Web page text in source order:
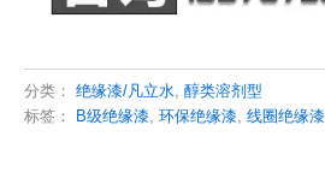
分类： 绝缘漆/凡立水 醇类溶剂型
标签：
B级绝缘漆 环保绝缘漆 线圈绝缘漆